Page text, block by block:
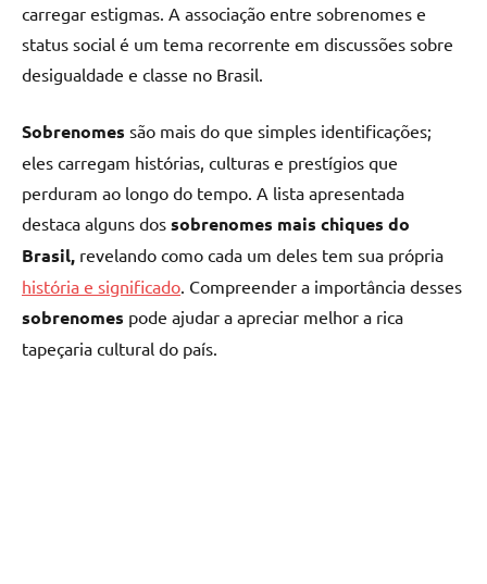
carregar estigmas. A associação entre sobrenomes e
status social é um tema recorrente em discussões sobre
desigualdade e classe no Brasil.
Sobrenomes são mais do que simples identificações;
eles carregam histórias, culturas e prestígios que
perduram ao longo do tempo. A lista apresentada
destaca alguns dos sobrenomes mais chiques do
Brasil, revelando como cada um deles tem sua própria
história e significado . Compreender a importância desses
sobrenomes pode ajudar a apreciar melhor a rica
tapeçaria cultural do país.